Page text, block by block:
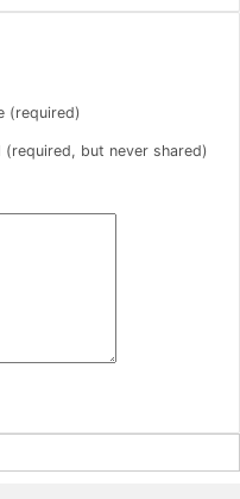
(required)
(required, but never shared)